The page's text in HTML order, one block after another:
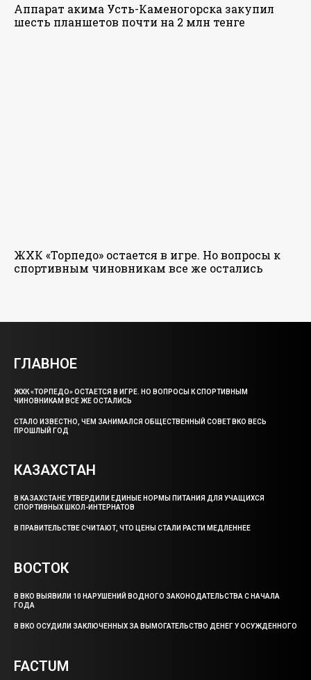
Аппарат акима Усть-Каменогорска закупил
шесть планшетов почти на 2 млн тенге
ЖХК «Торпедо» остается в игре. Но вопросы к
спортивным чиновникам все же остались
ГЛАВНОЕ
ЖХК «ТОРПЕДО» ОСТАЕТСЯ В ИГРЕ. НО ВОПРОСЫ К СПОРТИВНЫМ
ЧИНОВНИКАМ ВСЕ ЖЕ ОСТАЛИСЬ
СТАЛО ИЗВЕСТНО, ЧЕМ ЗАНИМАЛСЯ ОБЩЕСТВЕННЫЙ СОВЕТ ВКО ВЕСЬ
ПРОШЛЫЙ ГОД
КАЗАХСТАН
В КАЗАХСТАНЕ УТВЕРДИЛИ ЕДИНЫЕ НОРМЫ ПИТАНИЯ ДЛЯ УЧАЩИХСЯ
СПОРТИВНЫХ ШКОЛ-ИНТЕРНАТОВ
В ПРАВИТЕЛЬСТВЕ СЧИТАЮТ, ЧТО ЦЕНЫ СТАЛИ РАСТИ МЕДЛЕННЕЕ
ВОСТОК
В ВКО ВЫЯВИЛИ 10 НАРУШЕНИЙ ВОДНОГО ЗАКОНОДАТЕЛЬСТВА С НАЧАЛА
ГОДА
В ВКО ОСУДИЛИ ЗАКЛЮЧЕННЫХ ЗА ВЫМОГАТЕЛЬСТВО ДЕНЕГ У ОСУЖДЕННОГО
FACTUM